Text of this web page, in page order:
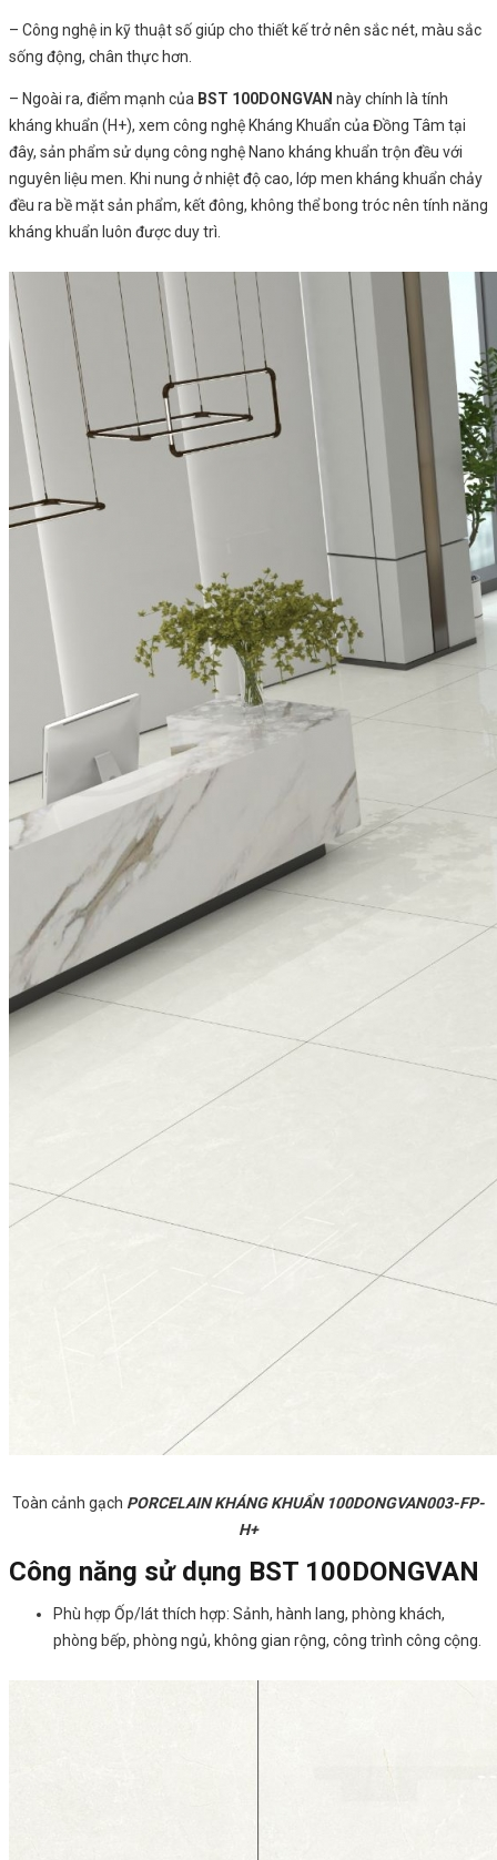
– Công nghệ in kỹ thuật số giúp cho thiết kế trở nên sắc nét, màu sắc
sống động, chân thực hơn.
– Ngoài ra, điểm mạnh của BST 100DONGVAN này chính là tính
kháng khuẩn (H+), xem công nghệ Kháng Khuẩn của Đồng Tâm tại
đây, sản phẩm sử dụng công nghệ Nano kháng khuẩn trộn đều với
nguyên liệu men. Khi nung ở nhiệt độ cao, lớp men kháng khuẩn chảy
đều ra bề mặt sản phẩm, kết đông, không thể bong tróc nên tính năng
kháng khuẩn luôn được duy trì.
Toàn cảnh gạch PORCELAIN KHÁNG KHUẨN 100DONGVAN003-FP-
H+
Công năng sử dụng BST 100DONGVAN
Phù hợp Ốp/lát thích hợp: Sảnh, hành lang, phòng khách,
phòng bếp, phòng ngủ, không gian rộng, công trình công cộng.